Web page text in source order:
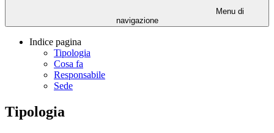
Menu di
navigazione
Indice pagina
Tipologia
Cosa fa
Responsabile
Sede
Tipologia